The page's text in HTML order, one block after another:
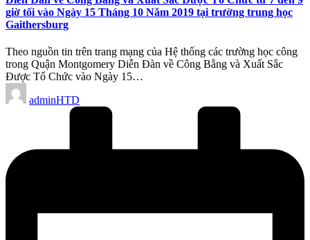
giờ tối vào Ngày 15 Tháng 10 Năm 2019 tại trường trung học
Gaithersburg
Theo nguồn tin trên trang mạng của Hệ thống các trường học công
trong Quận Montgomery Diễn Đàn về Công Bằng và Xuất Sắc
Được Tổ Chức vào Ngày 15…
Posted
by
adminHTD